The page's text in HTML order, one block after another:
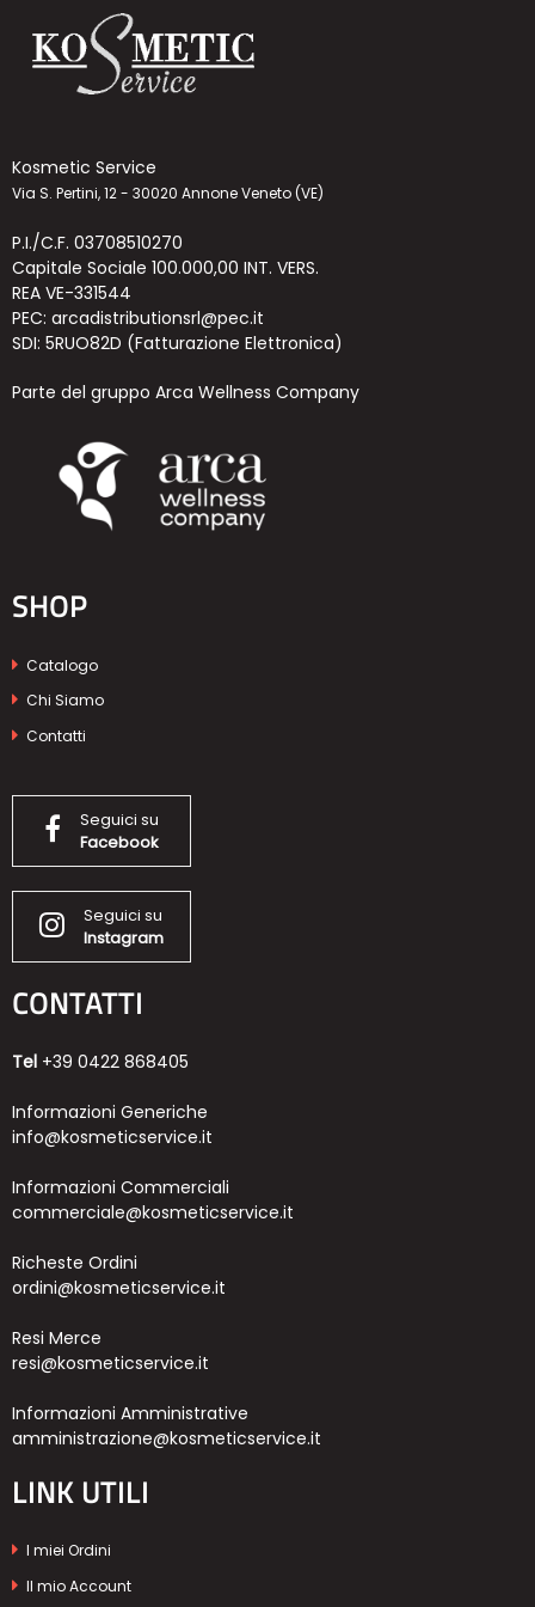
Kosmetic Service
Via S. Pertini, 12 - 30020 Annone Veneto (VE)
P.I./C.F. 03708510270
Capitale Sociale 100.000,00 INT. VERS.
REA VE-331544
PEC: arcadistributionsrl@pec.it
SDI: 5RUO82D (Fatturazione Elettronica)
Parte del gruppo Arca Wellness Company
SHOP
Catalogo
Chi Siamo
Contatti
Seguici su
Facebook
Seguici su
Instagram
CONTATTI
Tel +39 0422 868405
Informazioni Generiche
info@kosmeticservice.it
Informazioni Commerciali
commerciale@kosmeticservice.it
Richeste Ordini
ordini@kosmeticservice.it
Resi Merce
resi@kosmeticservice.it
Informazioni Amministrative
amministrazione@kosmeticservice.it
LINK UTILI
I miei Ordini
Il mio Account